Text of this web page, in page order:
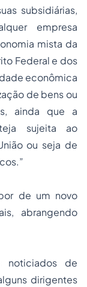
subsidiárias,
empresa
mista da
Federal e dos
econômica
de bens ou
ainda que a
sujeita ao
ou seja de
de um novo
abrangendo
noticiados de
dirigentes